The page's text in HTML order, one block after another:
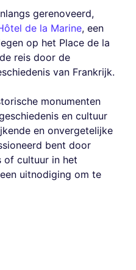
gerenoveerd,
de la Marine, een
op het Place de la
reis door de
van Frankrijk.
monumenten
en cultuur
en onvergetelijke
bent door
of cultuur in het
uitnodiging om te